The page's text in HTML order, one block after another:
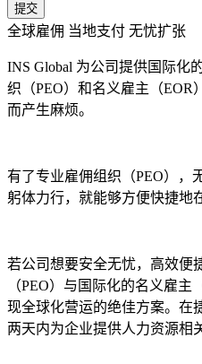
提交
全球雇佣 当地支付 无忧扩张
INS Global 为公司提供国际化
织（PEO）和名义雇主（EOR
而产生麻烦。
有了专业雇佣组织（PEO），
躬体力行，就能够方便快捷地
若公司想要安全无忧，高效便
（PEO）与国际化的名义雇
现全球化营运的绝佳方案。在
两天内为企业提供人力资源相